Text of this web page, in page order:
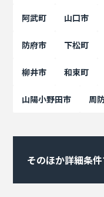
阿武町 山口市
防府市 下松町
柳井市 和束町
山陽小野田市 周
そのほか詳細条